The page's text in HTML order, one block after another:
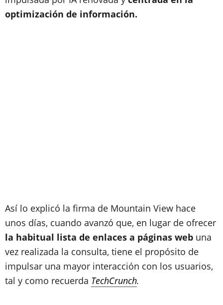
optimización de información.
Así lo explicó la firma de Mountain View hace
unos días, cuando avanzó que, en lugar de ofrecer
la habitual lista de enlaces a páginas web una
vez realizada la consulta, tiene el propósito de
impulsar una mayor interacción con los usuarios,
tal y como recuerda TechCrunch.